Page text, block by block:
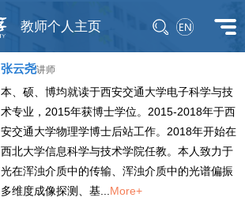
教师个人主页
张云尧讲师
本、硕、博均就读于西安交通大学电子科学与技
术专业，2015年获博士学位。2015-2018年于西
安交通大学物理学博士后站工作。2018年开始在
西北大学信息科学与技术学院任教。本人致力于
光在浑浊介质中的传输、浑浊介质中的光谱偏振
多维度成像探测、基... More+